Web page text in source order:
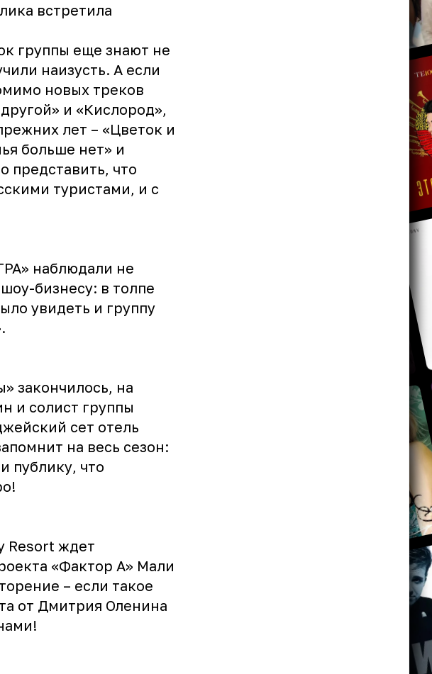
встретила
группы еще знают не
наизусть. А если
новых треков
и «Кислород»,
лет – «Цветок и
больше нет» и
представить, что
туристами, и с
наблюдали не
бизнесу: в толпе
увидеть и группу
закончилось, на
и солист группы
сет отель
на весь сезон:
публику, что
Resort ждет
«Фактор А» Мали
– если такое
от Дмитрия Оленина